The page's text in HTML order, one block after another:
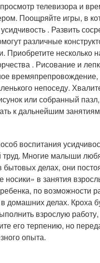
телевизора и
Поощряйте игры, в
. Развить
различные
Приобретите несколько
. Рисование и
времяпрепровождение,
непоседу.
или собранный пазл,
к дальнейшим
воспитания
Многие малыши
бытовых делах, они
в занятия
по возможности
домашних делах. Кроха
взрослую
его терпению, но
опыта.